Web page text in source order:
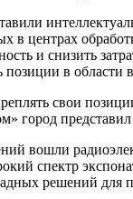
в центрах
и снизить
позиции в
свои
город
вошли
спектр
решений для